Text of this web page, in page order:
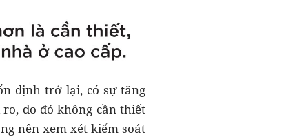
định trở lại, có sự tăng
do đó không cần thiết
nên xem xét kiểm soát